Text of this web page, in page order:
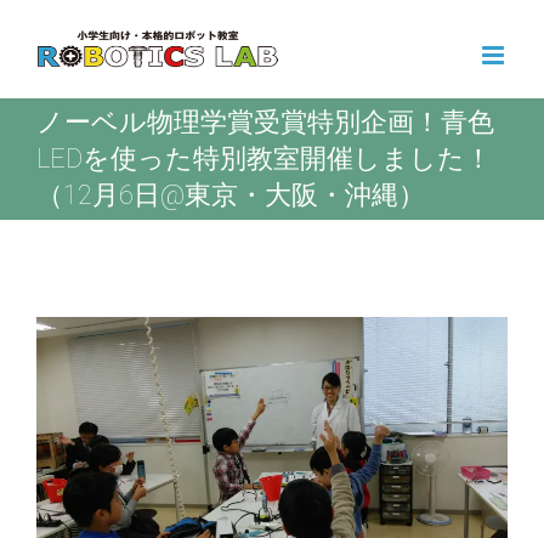
content
ノーベル物理学賞受賞特別企画！青色
LEDを使った特別教室開催しました！
（12月6日@東京・大阪・沖縄）
View
Larger
Image